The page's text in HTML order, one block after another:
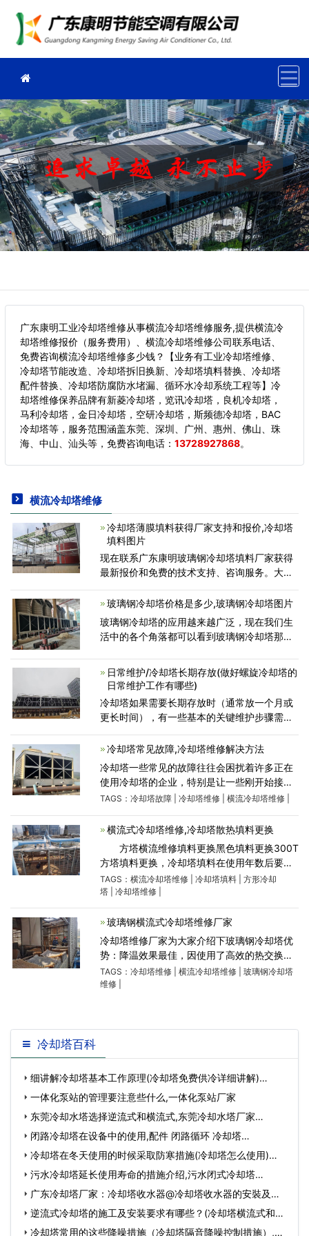
广东康明工业冷却塔维修从事横流冷却塔维修服务,提供横流冷
却塔维修报价（服务费用）、横流冷却塔维修公司联系电话、
免费咨询横流冷却塔维修多少钱？【业务有工业冷却塔维修、
冷却塔节能改造、冷却塔拆旧换新、冷却塔填料替换、冷却塔
配件替换、冷却塔防腐防水堵漏、循环水冷却系统工程等】冷
却塔维修保养品牌有新菱冷却塔，览讯冷却塔，良机冷却塔，
马利冷却塔，金日冷却塔，空研冷却塔，斯频德冷却塔，BAC
冷却塔等，服务范围涵盖东莞、深圳、广州、惠州、佛山、珠
海、中山、汕头等， 免费咨询电话： 13728927868。
横流冷却塔维修
冷却塔薄膜填料获得厂家支持和报价,冷却塔
填料图片
现在联系广东康明玻璃钢冷却塔填料厂家获得
最新报价和免费的技术支持、咨询服务。大约
薄膜填料产品详情：颜色蓝色包装类型卡通尺
寸/尺寸定制原
玻璃钢冷却塔价格是多少,玻璃钢冷却塔图片
玻璃钢冷却塔的应用越来越广泛，现在我们生
活中的各个角落都可以看到玻璃钢冷却塔那么
呢？ 我们知道玻璃钢冷却塔作为一种新兴的东
西，价格相对而言还
日常维护/冷却塔长期存放(做好螺旋冷却塔的
日常维护工作有哪些)
冷却塔如果需要长期存放时（通常放一个月或
更长时间），有一些基本的关键维护步骤需要
注意。完成这些步骤可以确保冷却季节到来
时，冷却塔将按设计正常运行。如果冷却塔尚
未安装或未接电源每月
冷却塔常见故障,冷却塔维修解决方法
冷却塔一些常见的故障往往会困扰着许多正在
使用冷却塔的企业，特别是让一些刚开始接触
冷却塔的人员不知所错，今天冷却塔维修厂家
冷却塔常见的故
TAGS： 冷却塔故障| 冷却塔维修| 横流冷却塔维修|
横流式冷却塔维修,冷却塔散热填料更换
方塔横流维修填料更换黑色填料更换300T
方塔填料更换，冷却塔填料在使用年数后要不
定期的进行更换，以保证冷却塔的正常工作效
率，年数已久存在老化现象，部分填料已脱
落，导致冷却
TAGS： 横流冷却塔维修| 冷却塔填料| 方形冷却
塔| 冷却塔维修|
玻璃钢横流式冷却塔维修厂家
冷却塔维修厂家为大家介绍下玻璃钢冷却塔优
势：降温效果最佳，因使用了高效的热交换充
填材料，并经过特殊设计，极大的提高了本产
品的热交换性能，与原来的形状相比，其设置
TAGS： 冷却塔维修| 横流冷却塔维修| 玻璃钢冷却塔
维修|
冷却塔百科
细讲解冷却塔基本工作原理(冷却塔免费供冷详细讲解)…
一体化泵站的管理要注意些什么,一体化泵站厂家
东莞冷却水塔选择逆流式和横流式,东莞冷却水塔厂家…
闭路冷却塔在设备中的使用,配件 闭路循环 冷却塔…
冷却塔在冬天使用的时候采取防寒措施(冷却塔怎么使用)…
污水冷却塔延长使用寿命的措施介绍,污水闭式冷却塔…
广东冷却塔厂家：冷却塔收水器@冷却塔收水器的安裝及功
效(广东冷却塔收…
逆流式冷却塔的施工及安装要求有哪些？(冷却塔横流式和逆
流式区别)…
冷却塔常用的这些降噪措施（冷却塔隔音降噪控制措施）,冷